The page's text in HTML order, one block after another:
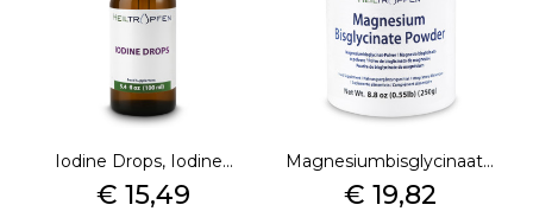
Iodine Drops, Iodine...
Prijs
€ 15,49
Magnesiumbisglycinaat...
Prijs
€ 19,82